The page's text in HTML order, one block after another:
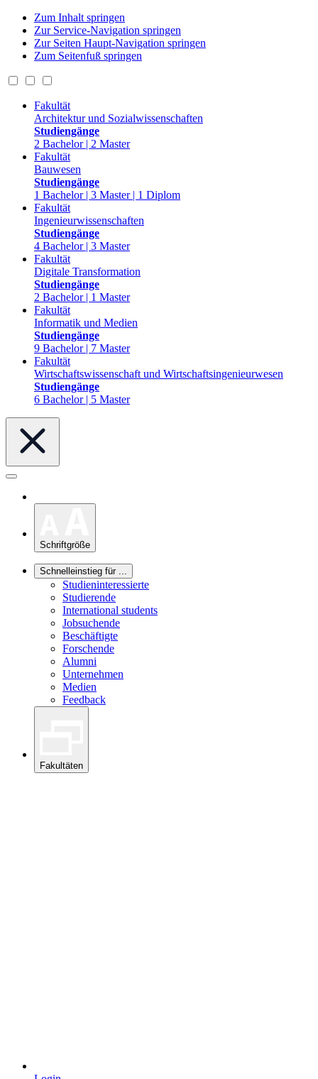
Zum Inhalt springen
Zur Service-Navigation springen
Zur Seiten Haupt-Navigation springen
Zum Seitenfuß springen
Fakultät
Architektur und Sozialwissenschaften
Studiengänge
2 Bachelor | 2 Master
Fakultät
Bauwesen
Studiengänge
1 Bachelor | 3 Master | 1 Diplom
Fakultät
Ingenieurwissenschaften
Studiengänge
4 Bachelor | 3 Master
Fakultät
Digitale Transformation
Studiengänge
2 Bachelor | 1 Master
Fakultät
Informatik und Medien
Studiengänge
9 Bachelor | 7 Master
Fakultät
Wirtschaftswissenschaft und Wirtschaftsingenieurwesen
Studiengänge
6 Bachelor | 5 Master
Schriftgröße
Schnelleinstieg für ...
Studieninteressierte
Studierende
International students
Jobsuchende
Beschäftigte
Forschende
Alumni
Unternehmen
Medien
Feedback
Fakultäten